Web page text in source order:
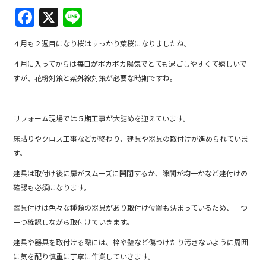
F
a
c
e
o
o
k
X
n
e
４月も２週目になり桜はすっかり葉桜になりましたね。
４月に入ってからは毎日がポカポカ陽気でとても過ごしやすくて嬉しいで
すが、花粉対策と紫外線対策が必要な時期ですね。
リフォーム現場では５期工事が大詰めを迎えています。
床貼りやクロス工事などが終わり、建具や器具の取付けが進められていま
す。
建具は取付け後に扉がスムーズに開閉するか、隙間が均一かなど建付けの
確認も必須になります。
器具付けは色々な種類の器具があり取付け位置も決まっているため、一つ
一つ確認しながら取付けていきます。
建具や器具を取付ける際には、枠や壁など傷つけたり汚さないように周囲
に気を配り慎重に丁寧に作業していきます。